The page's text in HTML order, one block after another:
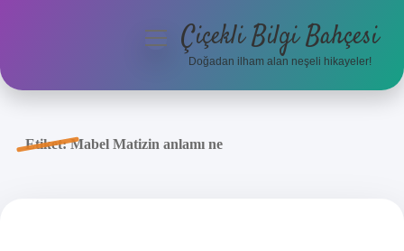
Anasayfa
menüyüÇiçekli Bilgi Bahçesi
Doğadan ilham alan neşeli hikayeler!
Etiket:Mabel Matizin anlamı ne